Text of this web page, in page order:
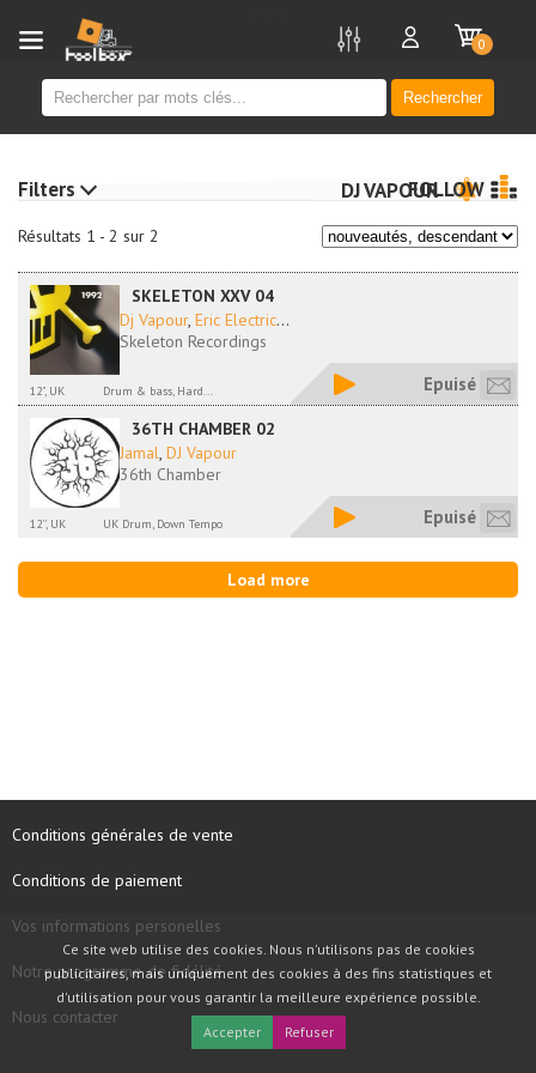
Rechercher
0
Résultats 1 - 2 sur 2
DJ VAPOURFOLLOW
SKELETON XXV 04
Dj Vapour, Eric Electric...
Skeleton Recordings
12", UK Drum & bass, Hard... Epuisé
36TH CHAMBER 02
Jamal, DJ Vapour
36th Chamber
12'', UK UK Drum, Down Tempo Epuisé
Load more
Filters
Conditions générales de vente
Conditions de paiement
Vos informations personelles
Notre programme de fidélité
Nous contacter
Ce site web utilise des cookies. Nous n'utilisons pas de cookies
publicitaires, mais uniquement des cookies à des fins statistiques et
d'utilisation pour vous garantir la meilleure expérience possible.
Accepter
Refuser